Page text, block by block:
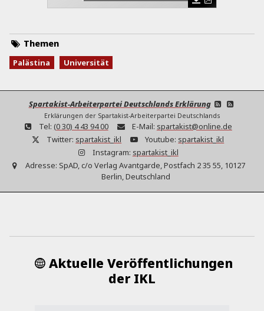
Themen
Palästina Universität
Spartakist-Arbeiterpartei Deutschlands Erklärung
Erklärungen der Spartakist-Arbeiterpartei Deutschlands
Tel: (0 30) 4 43 94 00 E-Mail: spartakist@online.de
Twitter: spartakist_ikl Youtube: spartakist_ikl
Instagram: spartakist_ikl
Adresse: SpAD, c/o Verlag Avantgarde, Postfach 2 35 55, 10127
Berlin, Deutschland
Aktuelle Veröffentlichungen
der IKL